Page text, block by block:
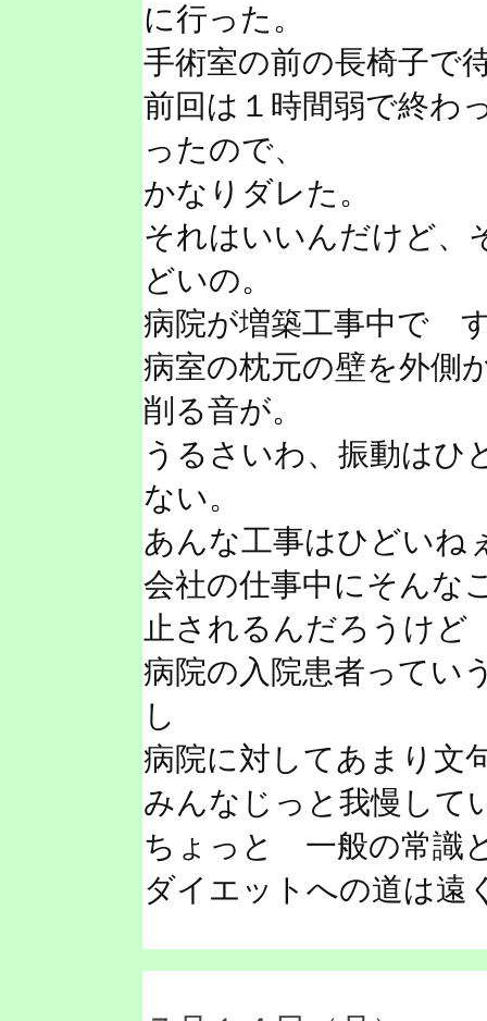
に行った。
手術室の前の長椅子で
前回は１時間弱で終わ
ったので、
かなりダレた。
それはいいんだけど、
どいの。
病院が増築工事中で
病室の枕元の壁を外側
削る音が。
うるさいわ、振動はひ
ない。
あんな工事はひどいね
会社の仕事中にそんな
止されるんだろうけど
病院の入院患者ってい
し
病院に対してあまり文
みんなじっと我慢して
ちょっと 一般の常識
ダイエットへの道は遠